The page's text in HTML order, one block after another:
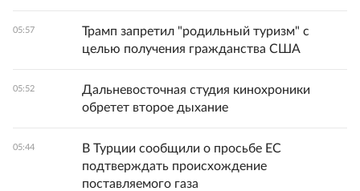
05:57
Трамп запретил "родильный туризм" с
целью получения гражданства США
05:52
Дальневосточная студия кинохроники
обретет второе дыхание
05:44
В Турции сообщили о просьбе ЕС
подтверждать происхождение
поставляемого газа